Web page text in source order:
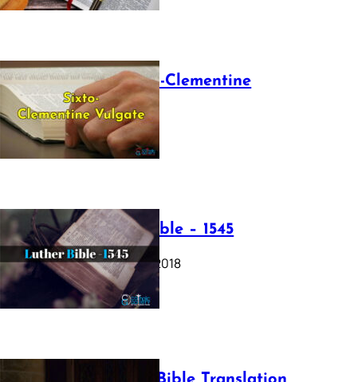
The Sixto-Clementine
Vulgate
July 12, 2025
Luther Bible – 1545
October 17, 2018